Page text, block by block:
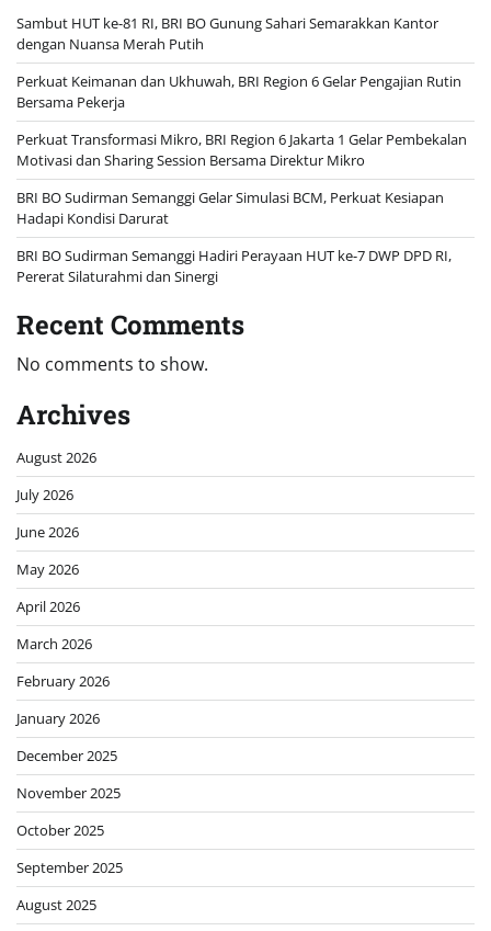
Sambut HUT ke-81 RI, BRI BO Gunung Sahari Semarakkan Kantor
dengan Nuansa Merah Putih
Perkuat Keimanan dan Ukhuwah, BRI Region 6 Gelar Pengajian Rutin
Bersama Pekerja
Perkuat Transformasi Mikro, BRI Region 6 Jakarta 1 Gelar Pembekalan
Motivasi dan Sharing Session Bersama Direktur Mikro
BRI BO Sudirman Semanggi Gelar Simulasi BCM, Perkuat Kesiapan
Hadapi Kondisi Darurat
BRI BO Sudirman Semanggi Hadiri Perayaan HUT ke-7 DWP DPD RI,
Pererat Silaturahmi dan Sinergi
Recent Comments
No comments to show.
Archives
August 2026
July 2026
June 2026
May 2026
April 2026
March 2026
February 2026
January 2026
December 2025
November 2025
October 2025
September 2025
August 2025